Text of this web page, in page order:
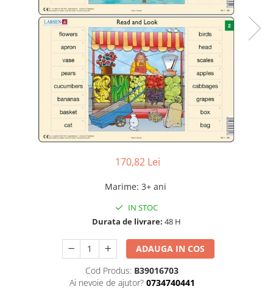
170,82 Lei
Marime: 3+ ani
IN STOC
Durata de livrare: 48 H
ADAUGA IN COS
Cod Produs: B39016703
Ai nevoie de ajutor? 0734740441